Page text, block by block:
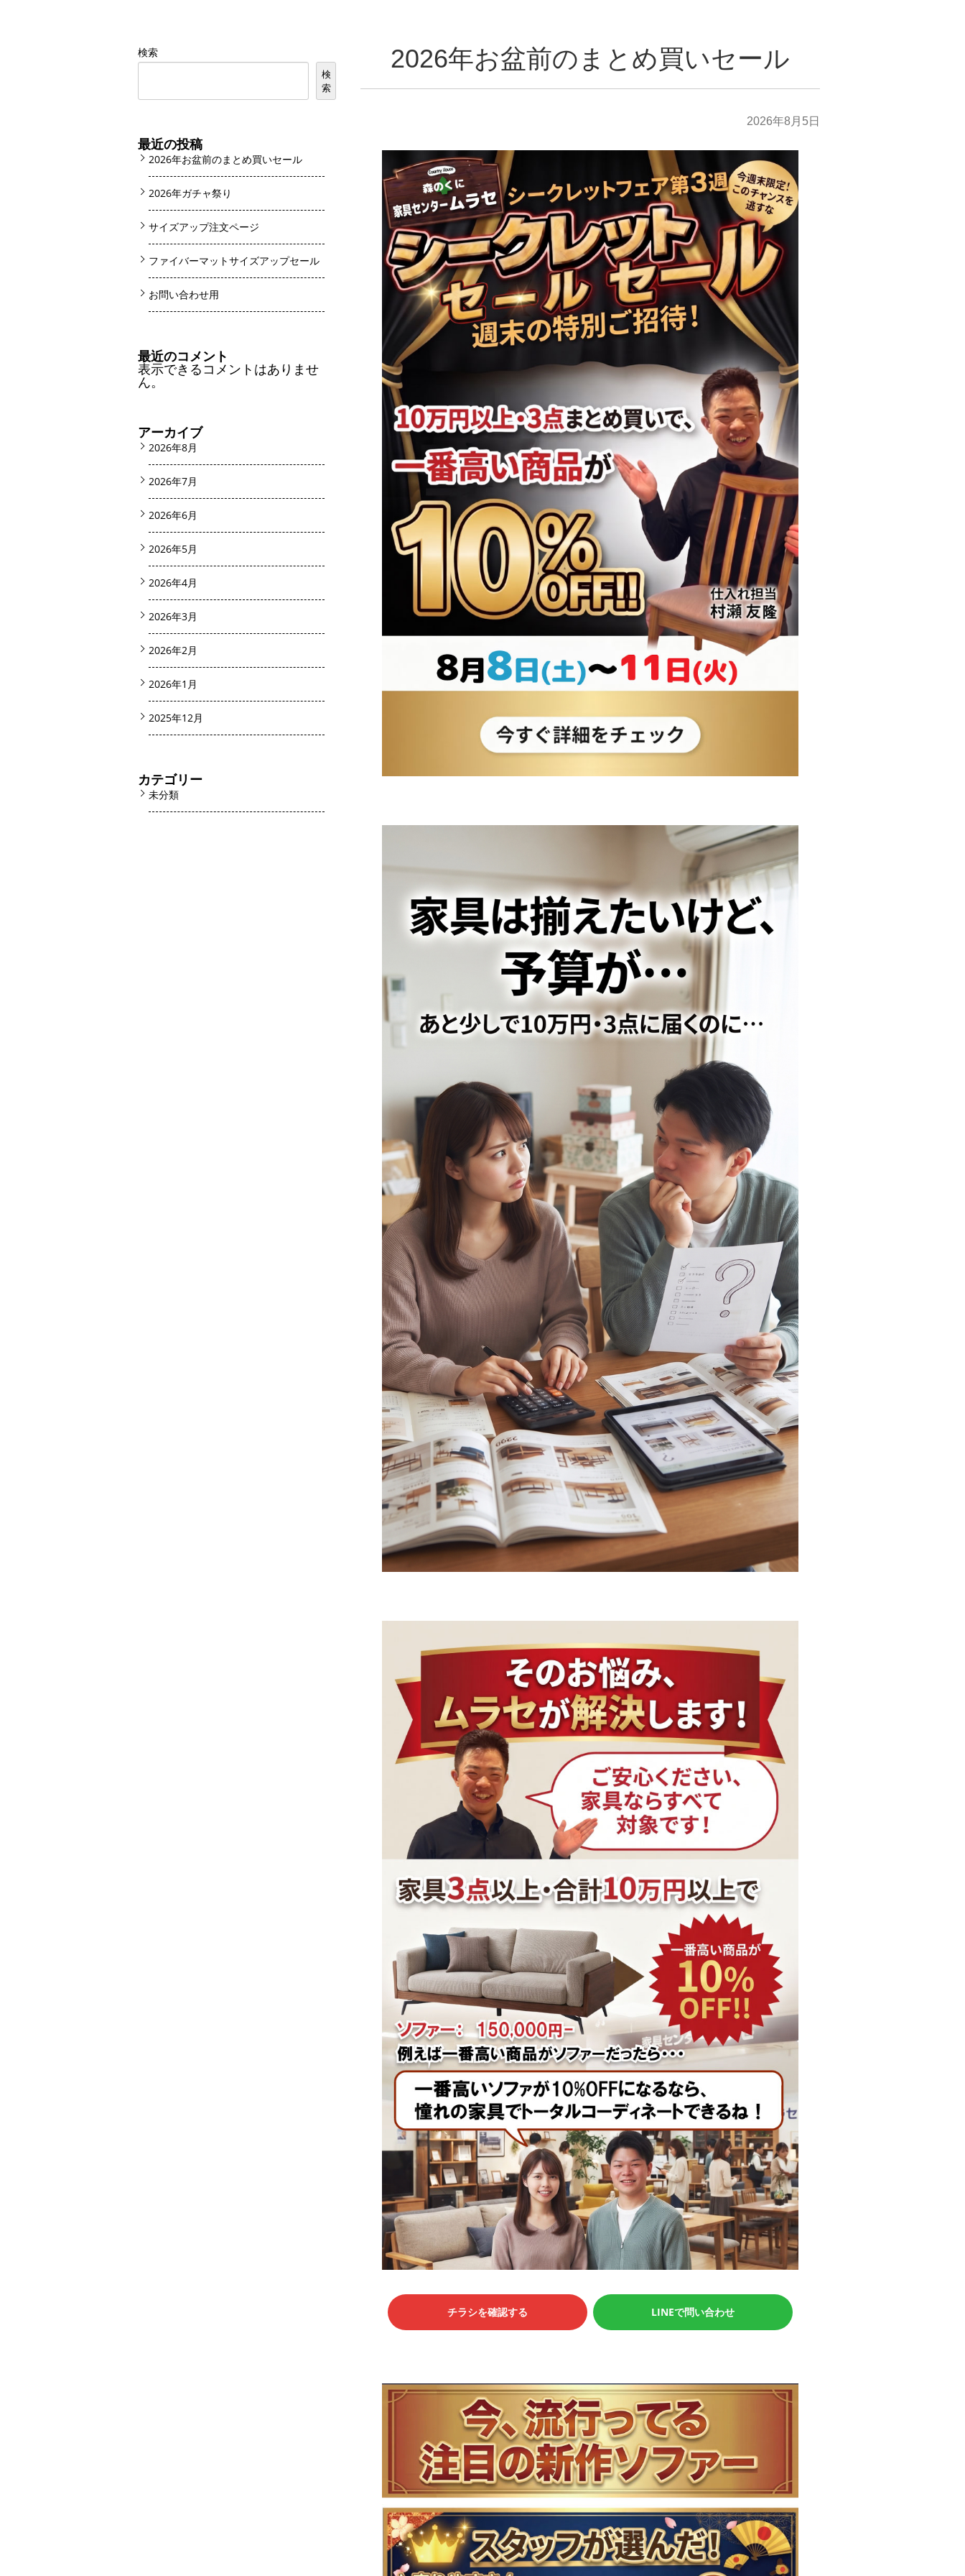
2026年お盆前のまとめ買いセール
2026年8月5日
チラシを確認する LINEで問い合わせ
検索
検
索
最近の投稿
2026年お盆前のまとめ買いセール
2026年ガチャ祭り
サイズアップ注文ページ
ファイバーマットサイズアップセール
お問い合わせ用
最近のコメント
表示できるコメントはありませ
ん。
アーカイブ
2026年8月
2026年7月
2026年6月
2026年5月
2026年4月
2026年3月
2026年2月
2026年1月
2025年12月
カテゴリー
未分類